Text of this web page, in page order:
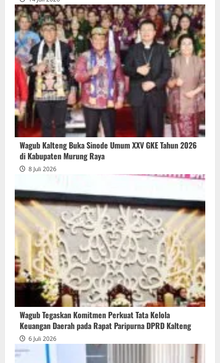
2025
Wagub Kalteng Buka Sinode Umum XXV GKE Tahun 2026
di Kabupaten Murung Raya
8 Juli 2026
Wagub Tegaskan Komitmen Perkuat Tata Kelola
Keuangan Daerah pada Rapat Paripurna DPRD Kalteng
6 Juli 2026